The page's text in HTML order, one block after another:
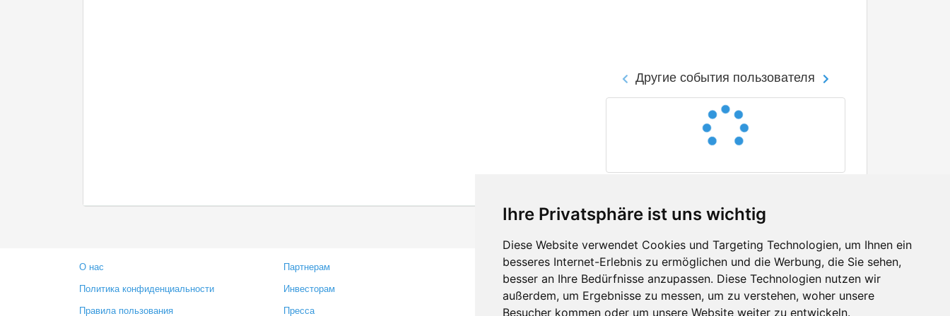
Ihre Privatsphäre ist uns wichtig
Diese Website verwendet Cookies und Targeting Technologien, um Ihnen ein
besseres Internet-Erlebnis zu ermöglichen und die Werbung, die Sie sehen,
besser an Ihre Bedürfnisse anzupassen. Diese Technologien nutzen wir
außerdem, um Ergebnisse zu messen, um zu verstehen, woher unsere
Besucher kommen oder um unsere Website weiter zu entwickeln.
Другие события пользователя
О нас
Политика конфиденциальности
Правила пользования
Партнерам
Инвесторам
Пресса
Контакты
Оставить отзыв
Сообщить об ошибке
Facebook
Twitter
YouTube